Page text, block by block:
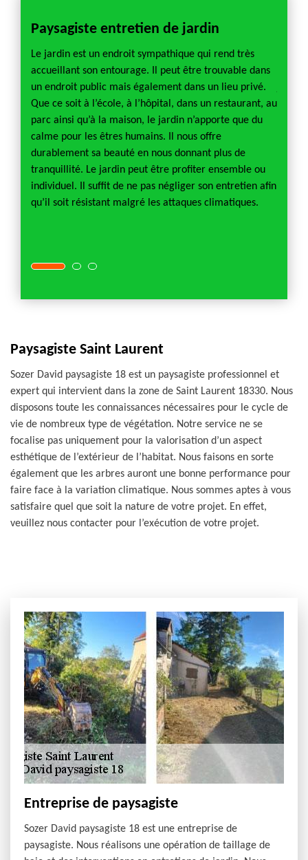
Paysagiste entretien de jardin
Le jardin est un endroit sympathique qui rend très
accueillant son entourage. Il peut être trouvable dans
un endroit public mais également dans un lieu privé.
Que ce soit à l’école, à l’hôpital, dans un restaurant, au
parc ainsi qu’à la maison, le jardin n’apporte que du
calme pour les êtres humains. Il nous offre
durablement sa beauté en nous donnant plus de
tranquillité. Le jardin peut être profiter ensemble ou
individuel. Il suffit de ne pas négliger son entretien afin
qu’il soit résistant malgré les attaques climatiques.
Paysagiste Saint Laurent
Sozer David paysagiste 18 est un paysagiste professionnel et
expert qui intervient dans la zone de Saint Laurent 18330. Nous
disposons toute les connaissances nécessaires pour le cycle de
vie de nombreux type de végétation. Notre service ne se
focalise pas uniquement pour la valorisation d’un aspect
esthétique de l’extérieur de l’habitat. Nous faisons en sorte
également que les arbres auront une bonne performance pour
faire face à la variation climatique. Nous sommes aptes à vous
satisfaire quel que soit la nature de votre projet. En effet,
veuillez nous contacter pour l’exécution de votre projet.
Entreprise de paysagiste
Sozer David paysagiste 18 est une entreprise de
paysagiste. Nous réalisons une opération de taillage de